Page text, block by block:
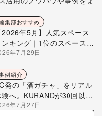
集部おすすめ
2026年5月】人気スペース
ンキング｜1位のスペースを
集部が解説
年7月29日
例紹介
発の「酒ガチャ」をリアル
験へ。KURANDが30回以上
ップアップ出店で届け
年7月27日